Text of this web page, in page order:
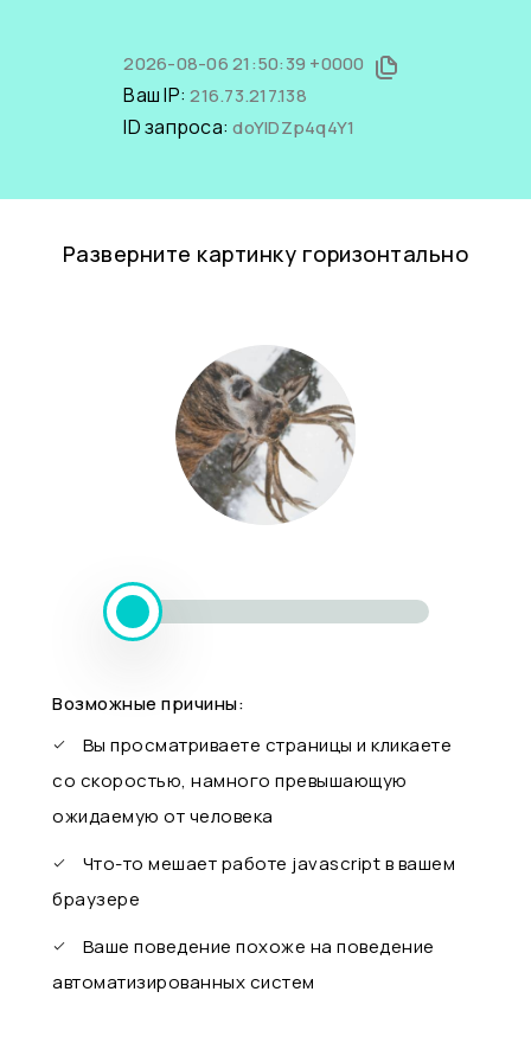
2026-08-06 21:50:39 +0000
Ваш IP:216.73.217.138
ID запроса:doYlDZp4q4Y1
Разверните картинку горизонтально
Возможные причины:
Вы просматриваете страницы и кликаете
со скоростью, намного превышающую
ожидаемую от человека
Что-то мешает работе javascript в вашем
браузере
Ваше поведение похоже на поведение
автоматизированных систем